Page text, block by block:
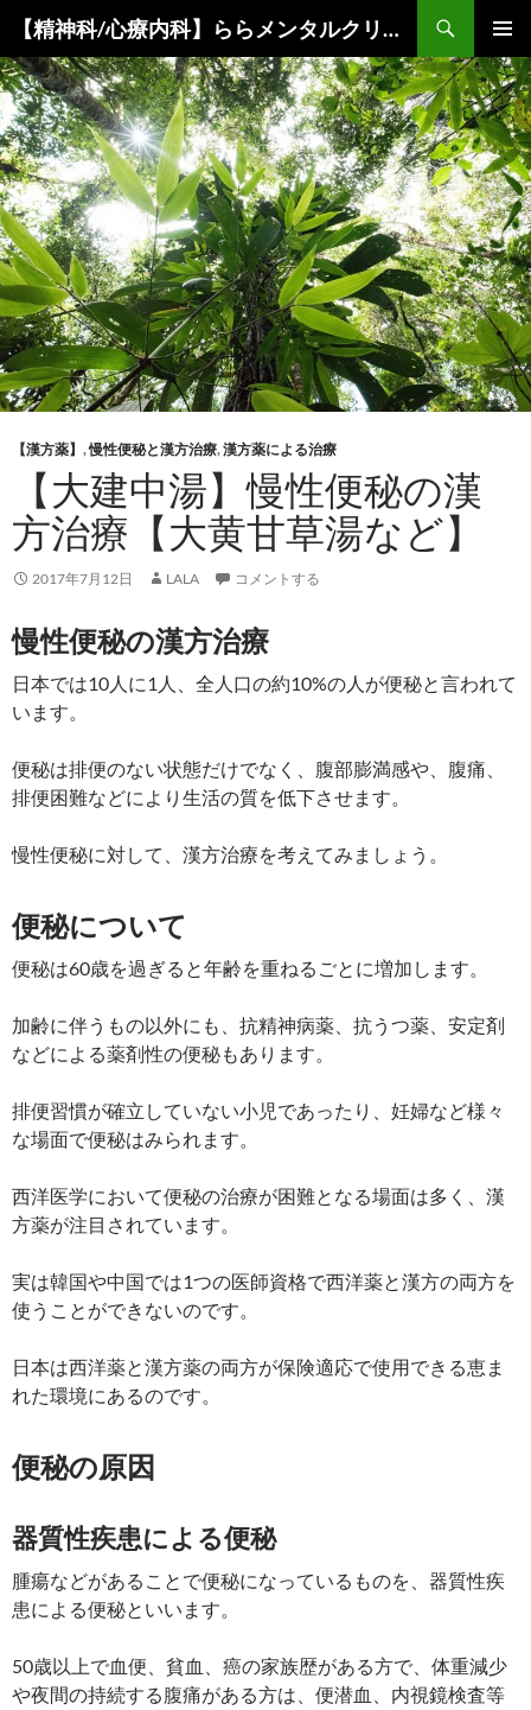
テ
ン
ツ
へ
ス
キ
ッ
プ
【精神科/心療内科】ららメンタルクリニック
メインメ
ニュー
【漢方薬】 ,慢性便秘と漢方治療,漢方薬による治療
【大建中湯】慢性便秘の漢
方治療【大黄甘草湯など】
2017年7月12日 LALA コメントする
慢性便秘の漢方治療
日本では10人に1人、全人口の約10%の人が便秘と言われて
います。
便秘は排便のない状態だけでなく、腹部膨満感や、腹痛、
排便困難などにより生活の質を低下させます。
慢性便秘に対して、漢方治療を考えてみましょう。
便秘について
便秘は60歳を過ぎると年齢を重ねるごとに増加します。
加齢に伴うもの以外にも、抗精神病薬、抗うつ薬、安定剤
などによる薬剤性の便秘もあります。
排便習慣が確立していない小児であったり、妊婦など様々
な場面で便秘はみられます。
西洋医学において便秘の治療が困難となる場面は多く、漢
方薬が注目されています。
実は韓国や中国では1つの医師資格で西洋薬と漢方の両方を
使うことができないのです。
日本は西洋薬と漢方薬の両方が保険適応で使用できる恵ま
れた環境にあるのです。
便秘の原因
器質性疾患による便秘
腫瘍などがあることで便秘になっているものを、器質性疾
患による便秘といいます。
50歳以上で血便、貧血、癌の家族歴がある方で、体重減少
や夜間の持続する腹痛がある方は、便潜血、内視鏡検査等